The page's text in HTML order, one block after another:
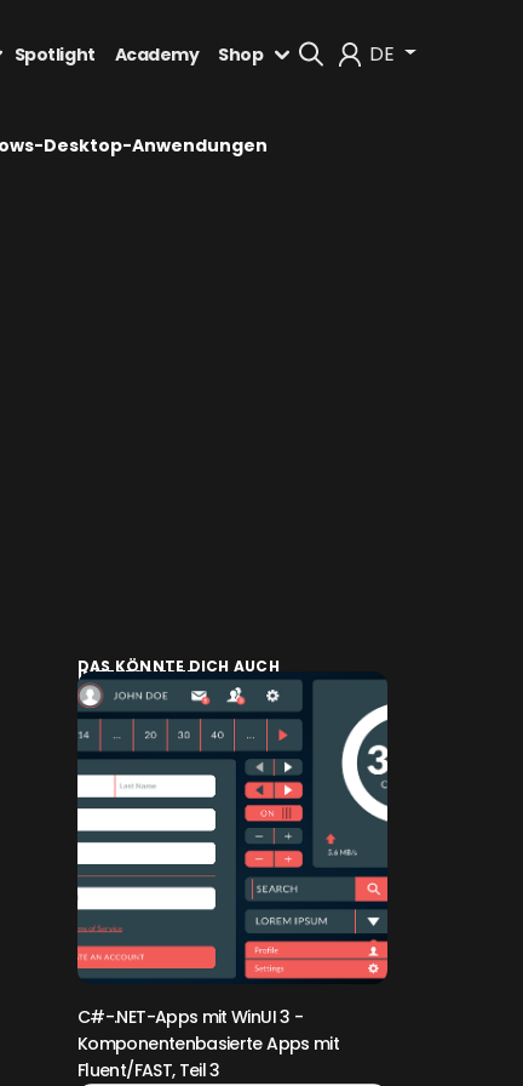
Mein Konto
DE
Spotlight Academy Shop
Desktop-Anwendungen
DAS KÖNNTE DICH AUCH
INTERESSIEREN:
C#-.NET-Apps mit WinUI 3 -
Komponentenbasierte Apps mit
Fluent/FAST, Teil 3